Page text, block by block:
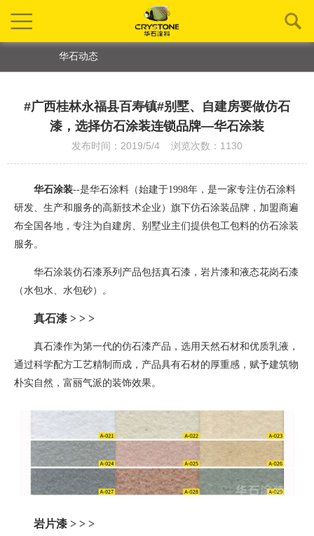
华石动态
#广西桂林永福县百寿镇#别墅、自建房要做仿石
漆，选择仿石涂装连锁品牌—华石涂装
发布时间：2019/5/4 浏览次数：1130
华石涂装--是华石涂料（始建于1998年，是一家专注仿石涂料
研发、生产和服务的高新技术企业）旗下仿石涂装品牌 ， 加盟商遍
布全国各地，专注为自建房、别墅业主们提供包工包料的仿石涂装
服务。
华石涂装仿石漆系列产品包括真石漆，岩片漆和液态花岗石漆
（水包水、水包砂）。
真石漆 > > >
真石漆作为第一代的仿石漆产品，选用天然石材和优质乳液，
通过科学配方工艺精制而成，产品具有石材的厚重感，赋予建筑物
朴实自然，富丽气派的装饰效果。
岩片漆 > > >